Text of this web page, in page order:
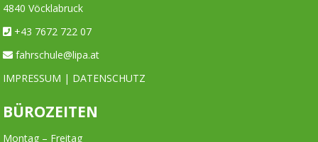
4840 Vöcklabruck
+43 7672 722 07
fahrschule@lipa.at
IMPRESSUM | DATENSCHUTZ
BÜROZEITEN
Montag – Freitag